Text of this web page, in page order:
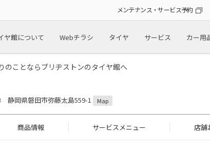
メンテナンス・サービス予約
ヤ館について Webチラシ タイヤ サービス カー用
のことならブリヂストンのタイヤ館へ
静岡県磐田市弥藤太島559-1 Map
商品情報 サービスメニュー 店舗